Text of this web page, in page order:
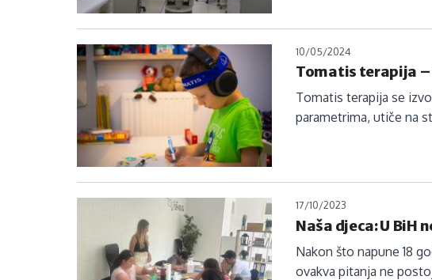
10/05/2024
Tomatis terapija –
Tomatis terapija se
parametrima, utiče na
17/10/2023
Naša djeca: U BiH
Nakon što napune 18
ovakva pitanja ne